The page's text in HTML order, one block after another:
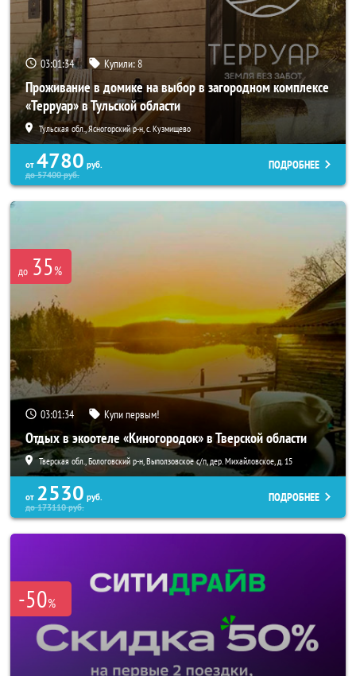
03:01:33 Купили:8
Проживание в домике на выбор в загородном комплексе
«Терруар» в Тульской области
Тульская обл., Ясногорский р-н, с. Кузмищево
от 4780 руб.
до57400руб.
ПОДРОБНЕЕ
до 35%
03:01:33 Купи первым!
Отдых в экоотеле «Киногородок» в Тверской области
Тверская обл., Бологовский р-н, Выползовское с/п, дер. Михайловское, д. 15
от 2530 руб.
до173110руб.
ПОДРОБНЕЕ
-50%